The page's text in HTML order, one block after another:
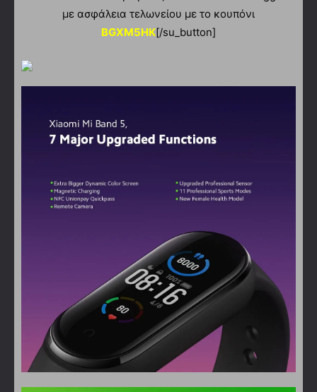
με ασφάλεια τελωνείου με το κουπόνι
BGXM5HK[/su_button]